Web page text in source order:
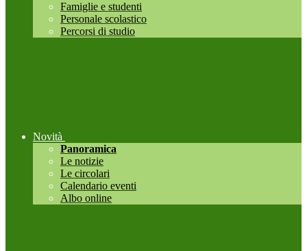
Famiglie e studenti
Personale scolastico
Percorsi di studio
Novità
Panoramica
Le notizie
Le circolari
Calendario eventi
Albo online